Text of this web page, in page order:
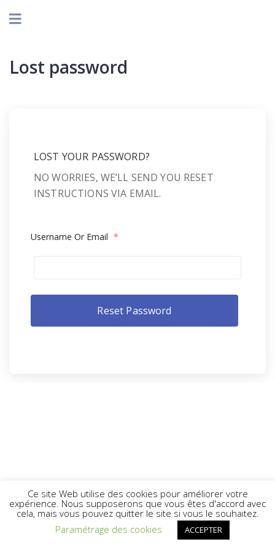
Lost password
LOST YOUR PASSWORD?
NO WORRIES, WE’LL SEND YOU RESET
INSTRUCTIONS VIA EMAIL.
Username Or Email *
Ce site Web utilise des cookies pour améliorer votre
expérience. Nous supposerons que vous êtes d'accord avec
cela, mais vous pouvez quitter le site si vous le souhaitez.
Paramétrage des cookies
ACCEPTER